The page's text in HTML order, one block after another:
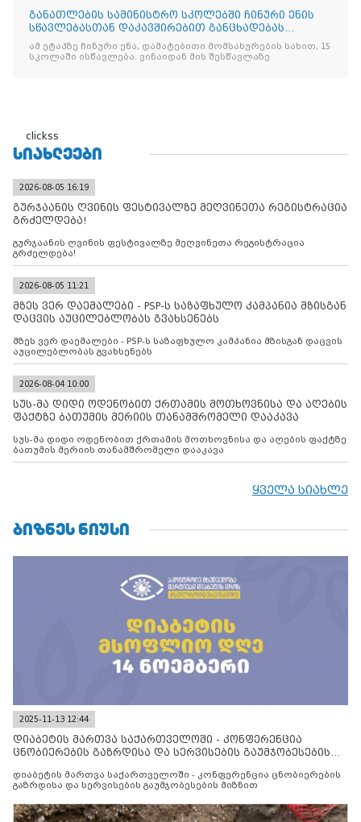
განათლების სამინისტრო სკოლებში ჩინური ენის
სწავლებასთან დაკავშირებით განცხადებას
ავრცელებს
ამ ეტაპზე ჩინური ენა, დამატებითი მომსახურების სახით, 15
სკოლაში ისწავლება. ვინაიდან მის შესწავლაზე
clickss
ᲡᲘᲐᲮᲚᲔᲔᲑᲘ
2026-08-05 16:19
გურჯაანის ღვინის ფესტივალზე მეღვინეთა რეგისტრაცია
გრძელდება!
გურჯაანის ღვინის ფესტივალზე მეღვინეთა რეგისტრაცია
გრძელდება!
2026-08-05 11:21
მზეს ვერ დაემალები - PSP-ს საზაფხულო კამპანია მზისგან
დაცვის აუცილებლობას გვახსენებს
მზეს ვერ დაემალები - PSP-ს საზაფხულო კამპანია მზისგან დაცვის
აუცილებლობას გვახსენებს
2026-08-04 10:00
სუს-მა დიდი ოდენობით ქრთამის მოთხოვნისა და აღების
ფაქტზე ბათუმის მერიის თანამშრომელი დააკავა
სუს-მა დიდი ოდენობით ქრთამის მოთხოვნისა და აღების ფაქტზე
ბათუმის მერიის თანამშრომელი დააკავა
ყველა სიახლე
ᲑᲘᲖᲜᲔᲡ ᲜᲘᲣᲡᲘ
2025-11-13 12:44
დიაბეტის მართვა საქართველოში - კონფერენცია
ცნობიერების გაზრდისა და სერვისების გაუმჯობესების
დიაბეტის მართვა საქართველოში - კონფერენცია ცნობიერების
გაზრდისა და სერვისების გაუმჯობესების მიზნით